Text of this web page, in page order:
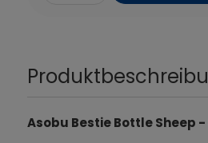
Asobu Bestie Bottle Sheep